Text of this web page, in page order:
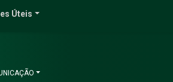
Úteis